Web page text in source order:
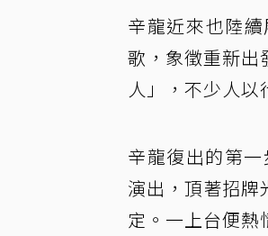
辛龍近來也陸
歌，象徵重新出
人」，不少人以
辛龍復出的第
演出，頂著招
定。一上台便熱